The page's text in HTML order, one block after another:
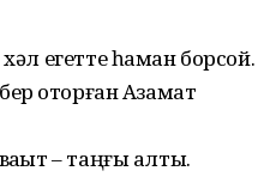
егетте һаман борсой.
ҡоторған Азамат
– таңғы алты.